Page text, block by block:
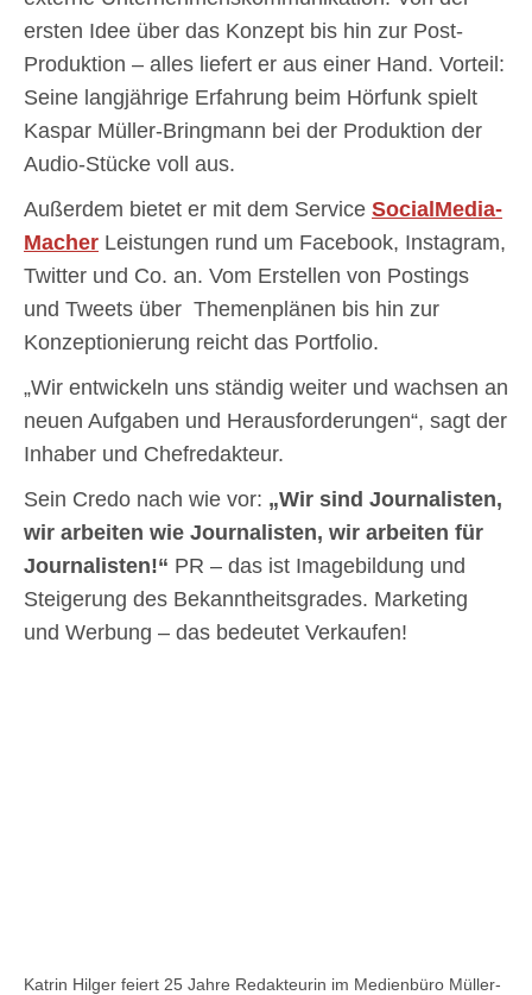
ersten Idee über das Konzept bis hin zur Post-
Produktion – alles liefert er aus einer Hand. Vorteil:
Seine langjährige Erfahrung beim Hörfunk spielt
Kaspar Müller-Bringmann bei der Produktion der
Audio-Stücke voll aus.
Außerdem bietet er mit dem Service SocialMedia-
Macher Leistungen rund um Facebook, Instagram,
Twitter und Co. an. Vom Erstellen von Postings
und Tweets über Themenplänen bis hin zur
Konzeptionierung reicht das Portfolio.
„Wir entwickeln uns ständig weiter und wachsen an
neuen Aufgaben und Herausforderungen“, sagt der
Inhaber und Chefredakteur.
Sein Credo nach wie vor: „Wir sind Journalisten,
wir arbeiten wie Journalisten, wir arbeiten für
Journalisten!“ PR – das ist Imagebildung und
Steigerung des Bekanntheitsgrades. Marketing
und Werbung – das bedeutet Verkaufen!
Katrin Hilger feiert 25 Jahre Redakteurin im Medienbüro Müller-